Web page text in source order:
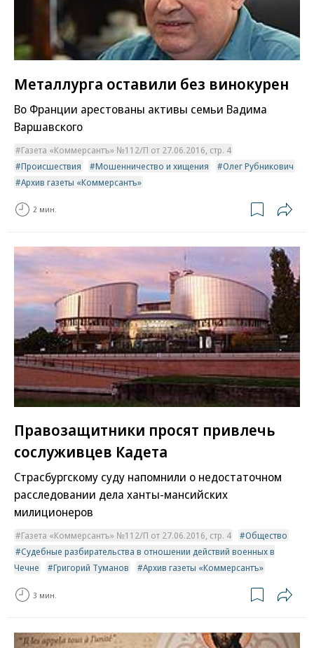
Металлурга оставили без винокурен
Во Франции арестованы активы семьи Вадима
Варшавского
Газета «Коммерсантъ» №112/П от 27.06.2016, стр. 4
Происшествия
Мошенничество и хищения
Олег Рубникович
Архив газеты «Коммерсантъ»
2 мин.
Правозащитники просят привлечь
сослуживцев Кадета
Страсбургскому суду напомнили о недостаточном
расследовании дела ханты-мансийских
милиционеров
Газета «Коммерсантъ» №112/П от 27.06.2016, стр. 4
Общество
Судебные разбирательства в отношении действий военных в
Чечне
Григорий Туманов Архив газеты «Коммерсантъ»
3 мин.